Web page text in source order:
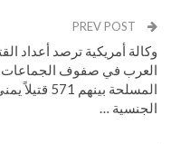
وكالة أمريكية ترصد أعداد
العرب في صفوف الجماعات
المسلحة بينهم 571 قتيلاً
الجنسية …